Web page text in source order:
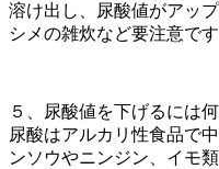
溶け出し、尿酸値がアッ
シメの雑炊など要注意です
５、尿酸値を下げるには
尿酸はアルカリ性食品で
ンソウやニンジン、イモ